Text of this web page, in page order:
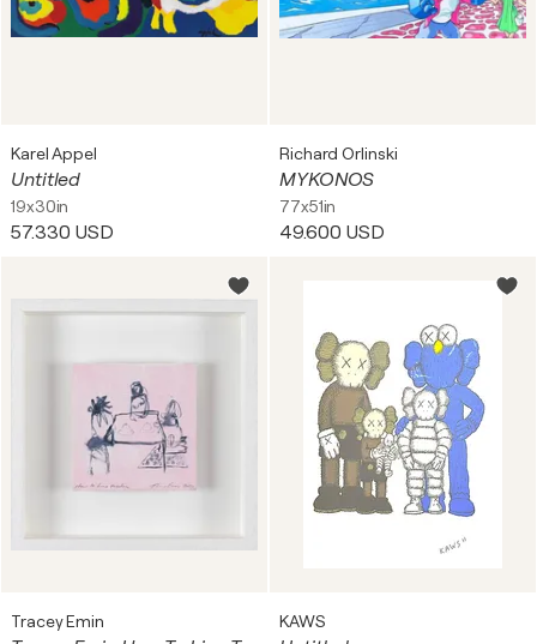
Karel Appel
Untitled
19x30in
57.330 USD
Richard Orlinski
MYKONOS
77x51in
49.600 USD
Tracey Emin KAWS